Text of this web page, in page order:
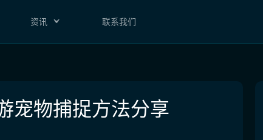
资讯 联系我们
宠物捕捉方法分享